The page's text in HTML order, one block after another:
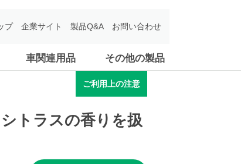
車関連用品 その他の製品
プ 企業サイト 製品Q&A お問い合わせ
ご利用上の注意
トラスの香りを扱